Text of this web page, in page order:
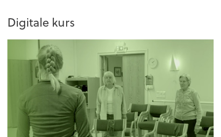
Digitale kurs